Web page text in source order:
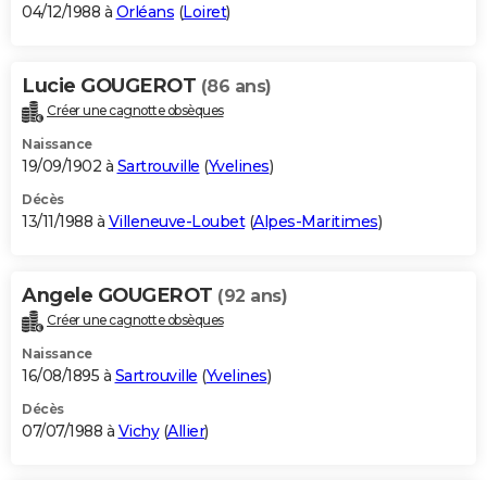
04/12/1988 à Orléans (Loiret)
Lucie GOUGEROT (86 ans)
Créer une cagnotte obsèques
Naissance
19/09/1902 à Sartrouville (Yvelines)
Décès
13/11/1988 à Villeneuve-Loubet(Alpes-Maritimes)
Angele GOUGEROT (92 ans)
Créer une cagnotte obsèques
Naissance
16/08/1895 à Sartrouville (Yvelines)
Décès
07/07/1988 à Vichy(Allier)